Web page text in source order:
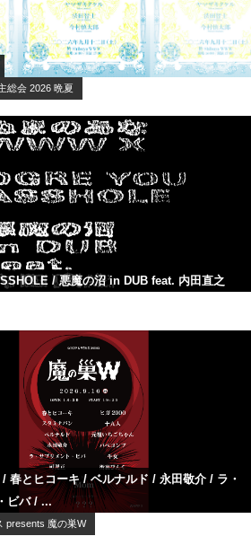
総会 2026 晩夏
/ 悪魔の沼 in DUB feat. 内田直之
春とヒコーキ / ベルナルド / 永田敬介 / ラ・
ビバ / ...
presents 魔の巣W